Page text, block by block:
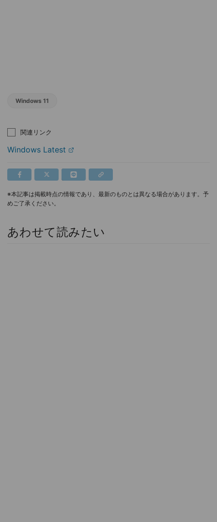
Windows 11
関連リンク
Windows Latest
※本記事は掲載時点の情報であり、最新のものとは異なる場合があります。予
めご了承ください。
あわせて読みたい